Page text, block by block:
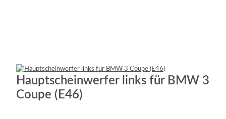
Hauptscheinwerfer links für BMW 3
Coupe (E46)